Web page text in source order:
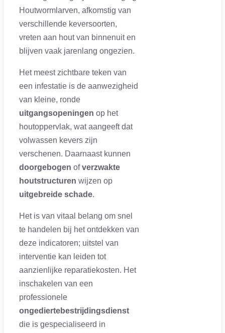
Houtwormlarven, afkomstig van
verschillende keversoorten,
vreten aan hout van binnenuit en
blijven vaak jarenlang ongezien.
Het meest zichtbare teken van
een infestatie is de aanwezigheid
van kleine, ronde
uitgangsopeningen op het
houtoppervlak, wat aangeeft dat
volwassen kevers zijn
verschenen. Daarnaast kunnen
doorgebogen ofverzwakte
houtstructuren wijzen op
uitgebreide schade.
Het is van vitaal belang om snel
te handelen bij het ontdekken van
deze indicatoren; uitstel van
interventie kan leiden tot
aanzienlijke reparatiekosten. Het
inschakelen van een
professionele
ongediertebestrijdingsdienst
die is gespecialiseerd in